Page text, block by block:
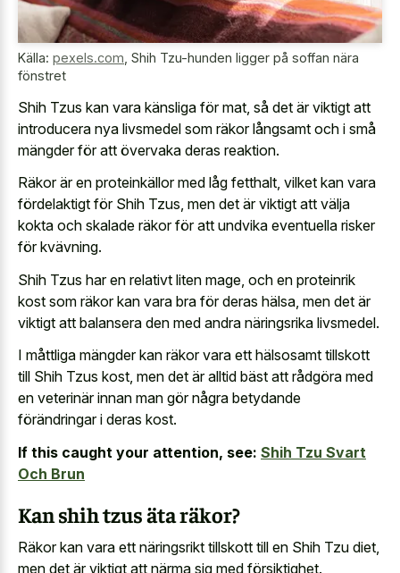
Källa: pexels.com Shih Tzu-hunden ligger på soffan nära
fönstret
Shih Tzus kan vara känsliga för mat, så det är viktigt att
introducera nya livsmedel som räkor långsamt och i små
mängder för att övervaka deras reaktion.
Räkor är en proteinkällor med låg fetthalt, vilket kan vara
fördelaktigt för Shih Tzus, men det är viktigt att välja
kokta och skalade räkor för att undvika eventuella risker
för kvävning.
Shih Tzus har en relativt liten mage, och en proteinrik
kost som räkor kan vara bra för deras hälsa, men det är
viktigt att balansera den med andra näringsrika livsmedel.
I måttliga mängder kan räkor vara ett hälsosamt tillskott
till Shih Tzus kost, men det är alltid bäst att rådgöra med
en veterinär innan man gör några betydande
förändringar i deras kost.
If this caught your attention, see: Shih Tzu Svart
Och Brun
Kan shih tzus äta räkor?
Räkor kan vara ett näringsrikt tillskott till en Shih Tzu diet,
men det är viktigt att närma sig med försiktighet.